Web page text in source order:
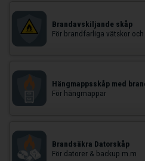
Brandavskiljande skåp
För brandfarliga vätskor
Hängmappsskåp med
För hängmappar
Brandsäkra Datorskåp
För datorer & backup m.m